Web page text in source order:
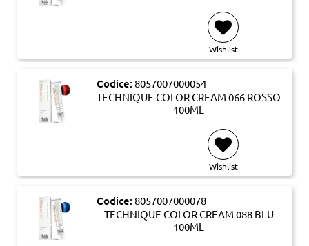
Wishlist
Codice: 8057007000054
TECHNIQUE COLOR CREAM 066 ROSSO
100ML
Wishlist
Codice: 8057007000078
TECHNIQUE COLOR CREAM 088 BLU
100ML